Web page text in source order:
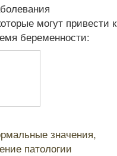
могут привести к
беременности:
значения,
патологии